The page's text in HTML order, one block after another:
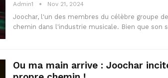
Admin1 Nov 21, 2024
Joochar, l'un des membres du célèbre groupe
chemin dans l'industrie musicale. Bien que son
Ou ma main arrive : Joochar